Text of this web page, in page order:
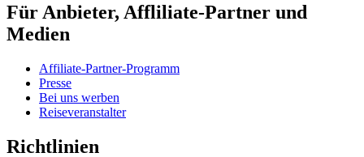
Für Anbieter, Affliliate-Partner und
Medien
Affiliate-Partner-Programm
Presse
Bei uns werben
Reiseveranstalter
Richtlinien